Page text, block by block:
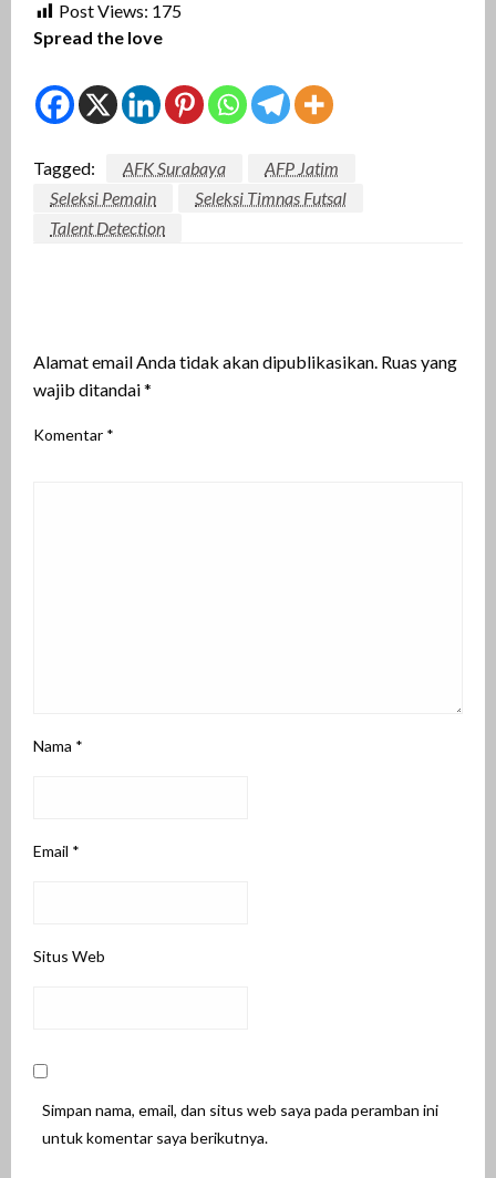
Post Views: 175
Spread the love
Tagged: AFK Surabaya
AFP Jatim
Seleksi Pemain
Seleksi Timnas Futsal
Talent Detection
Alamat email Anda tidak akan dipublikasikan. Ruas yang
wajib ditandai*
Komentar *
Nama *
Email *
Situs Web
Simpan nama, email, dan situs web saya pada peramban ini
untuk komentar saya berikutnya.